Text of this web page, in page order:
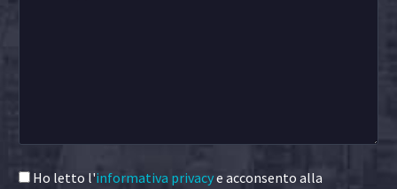
Ho letto l'informativa privacye acconsento alla